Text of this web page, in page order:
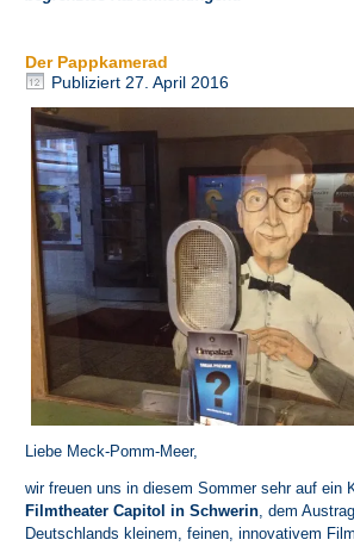
Der Pappkamerad
Publiziert 27. April 2016
Liebe Meck-Pomm-Meer,
wir freuen uns in diesem Sommer sehr auf ein
Filmtheater Capitol in Schwerin, dem
Deutschlands kleinem, feinen, innovativem